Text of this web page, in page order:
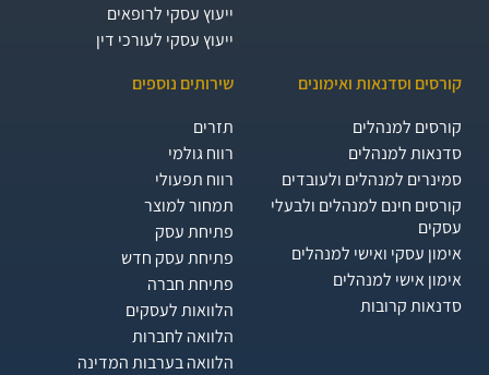
ייעוץ עסקי לרופאים
ייעוץ עסקי לעורכי דין
קורסים וסדנאות ואימונים
קורסים למנהלים
סדנאות למנהלים
סמינרים למנהלים ולעובדים
קורסים חינם למנהלים ולבעלי
עסקים
אימון עסקי ואישי למנהלים
אימון אישי למנהלים
סדנאות קרובות
שירותים נוספים
תזרים
רווח גולמי
רווח תפעולי
תמחור למוצר
פתיחת עסק
פתיחת עסק חדש
פתיחת חברה
הלוואות לעסקים​
הלוואה לחברות
הלוואה בערבות המדינה